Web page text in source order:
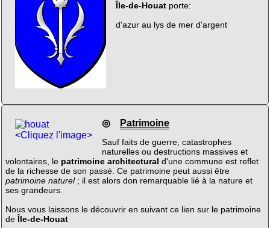
Île-de-Houatporte:
d'azur au lys de mer d'argent
<Cliquez l'image>
◎ Patrimoine
Sauf faits de guerre, catastrophes
naturelles ou destructions massives et
volontaires, le patrimoine architectural d'une commune est reflet
de la richesse de son passé. Ce patrimoine peut aussi être
patrimoine naturel; il est alors don remarquable lié à la nature et
ses grandeurs.
Nous vous laissons le découvrir en suivant ce lien sur le patrimoine
de Île-de-Houat